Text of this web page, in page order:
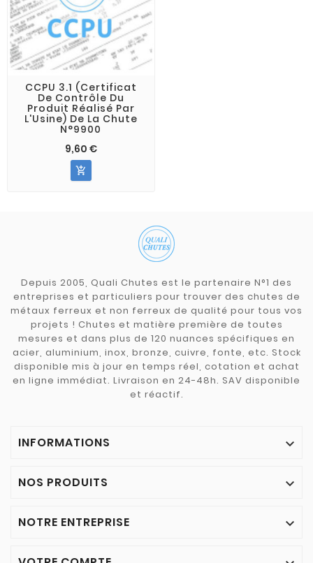
CCPU 3.1 (Certificat
De Contrôle Du
Produit Réalisé Par
L'Usine) De La Chute
N°9900
9,60 €

Depuis 2005, Quali Chutes est le partenaire N°1 des
entreprises et particuliers pour trouver des chutes de
métaux ferreux et non ferreux de qualité pour tous vos
projets ! Chutes et matière première de toutes
mesures et dans plus de 120 nuances spécifiques en
acier, aluminium, inox, bronze, cuivre, fonte, etc. Stock
disponible mis à jour en temps réel, cotation et achat
en ligne immédiat. Livraison en 24-48h. SAV disponible
et réactif.
INFORMATIONS 
NOS PRODUITS 
NOTRE ENTREPRISE 